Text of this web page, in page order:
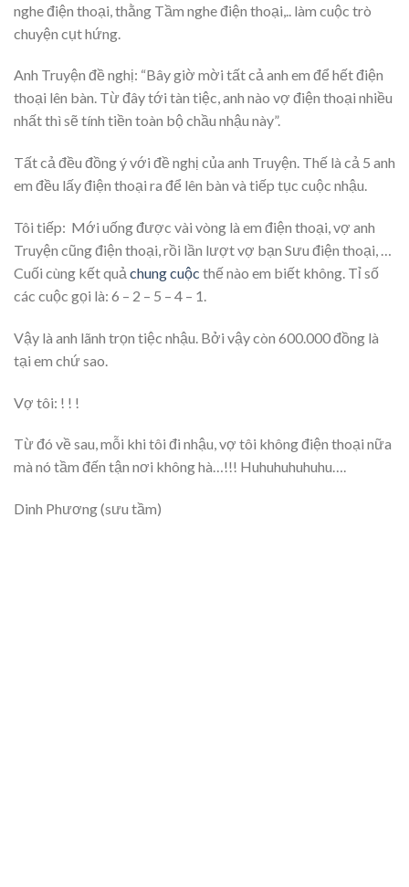
nghe điện thoại, thằng Tầm nghe điện thoại,.. làm cuộc trò
chuyện cụt hứng.
Anh Truyện đề nghị: “Bây giờ mời tất cả anh em để hết điện
thoại lên bàn. Từ đây tới tàn tiệc, anh nào vợ điện thoại nhiều
nhất thì sẽ tính tiền toàn bộ chầu nhậu này”.
Tất cả đều đồng ý với đề nghị của anh Truyện. Thế là cả 5 anh
em đều lấy điện thoại ra để lên bàn và tiếp tục cuộc nhậu.
Tôi tiếp: Mới uống được vài vòng là em điện thoại, vợ anh
Truyện cũng điện thoại, rồi lần lượt vợ bạn Sưu điện thoại, …
Cuối cùng kết quả chung cuộc thế nào em biết không. Tỉ số
các cuộc gọi là: 6 – 2 – 5 – 4 – 1.
Vậy là anh lãnh trọn tiệc nhậu. Bởi vậy còn 600.000 đồng là
tại em chứ sao.
Vợ tôi: ! ! !
Từ đó về sau, mỗi khi tôi đi nhậu, vợ tôi không điện thoại nữa
mà nó tầm đến tận nơi không hà…!!! Huhuhuhuhuhu….
Dinh Phương (sưu tầm)